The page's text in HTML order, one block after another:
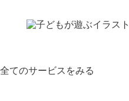
全てのサービスをみる